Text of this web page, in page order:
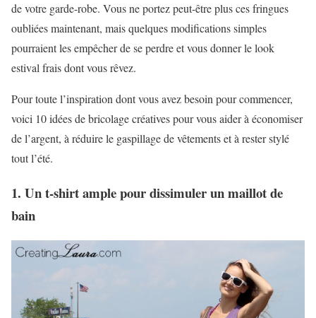
de votre garde-robe. Vous ne portez peut-être plus ces fringues
oubliées maintenant, mais quelques modifications simples
pourraient les empêcher de se perdre et vous donner le look
estival frais dont vous rêvez.
Pour toute l’inspiration dont vous avez besoin pour commencer,
voici 10 idées de bricolage créatives pour vous aider à économiser
de l’argent, à réduire le gaspillage de vêtements et à rester stylé
tout l’été.
1. Un t-shirt ample pour dissimuler un maillot de
bain